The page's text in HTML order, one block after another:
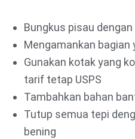
Bungkus pisau
Mengamankan bagian
Gunakan kotak yang
tarif tetap USPS
Tambahkan bahan
Tutup semua tepi
bening